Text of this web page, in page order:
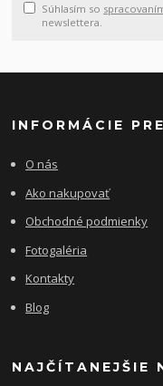
Súhlasím so
newslettera.
INFORMÁCIE
O nás
Ako nakupovať
Obchodné podmienky
Fotogaléria
Kontakty
Blog
NAJČÍTANEJŠIE